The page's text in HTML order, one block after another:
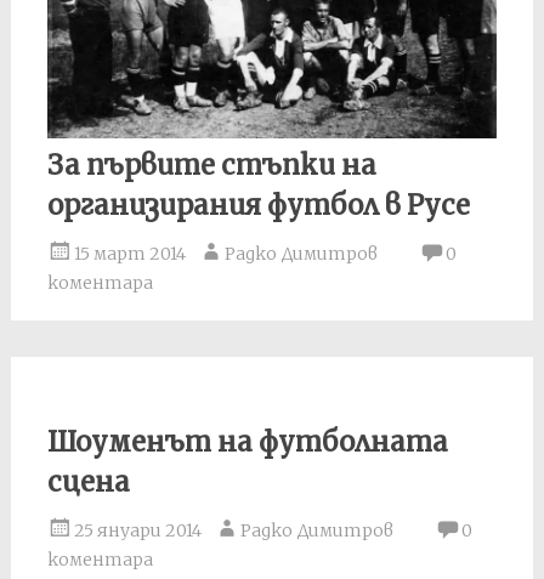
За първите стъпки на
организирания футбол в Русе
15 март 2014 Радко Димитров
0
коментара
Шоуменът на футболната
сцена
25 януари 2014 Радко Димитров
0
коментара